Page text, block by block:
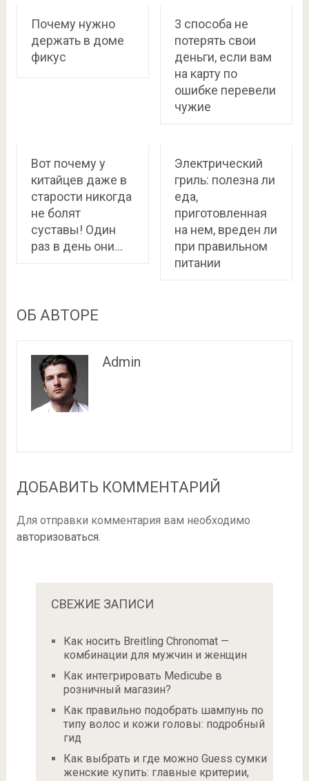
Почему нужно
держать в доме
фикус
3 способа не
потерять свои
деньги, если вам
на карту по
ошибке перевели
чужие
Вот почему у
китайцев даже в
старости никогда
не болят
суставы! Один
раз в день они…
Электрический
гриль: полезна ли
еда,
приготовленная
на нем, вреден ли
при правильном
питании
ОБ АВТОРЕ
Admin
ДОБАВИТЬ КОММЕНТАРИЙ
Для отправки комментария вам необходимо
авторизоваться.
СВЕЖИЕ ЗАПИСИ
Как носить Breitling Chronomat —
комбинации для мужчин и женщин
Как интегрировать Medicube в
розничный магазин?
Как правильно подобрать шампунь по
типу волос и кожи головы: подробный
гид
Как выбрать и где можно Guess сумки
женские купить: главные критерии,